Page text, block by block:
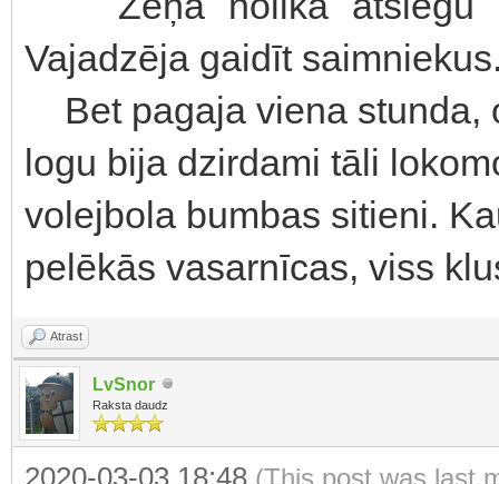
Vajadzēja gaidīt
Bet pagaja viena stunda,
logu bija dzirdami tāli
volejbola bumbas sitieni.
pelēkās vasarnīcas, viss
Atrast
LvSnor
Raksta daudz
2020-03-03 18:48 (This post was last